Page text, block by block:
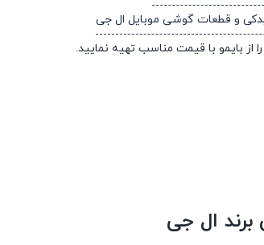
یدکی و قطعات گوشی موبایل ال جی
را از بایمو با قیمت مناسب تهیه نمایید.
برند ال جی